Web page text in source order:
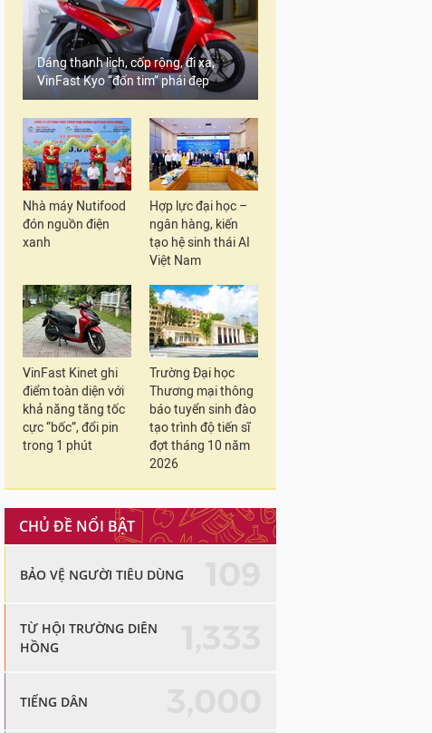
Dáng thanh lịch, cốp rộng, đi xa,
VinFast Kyo “đốn tim” phái đẹp
Nhà máy Nutifood
đón nguồn điện
xanh
Hợp lực đại học –
ngân hàng, kiến
tạo hệ sinh thái AI
Việt Nam
VinFast Kinet ghi
điểm toàn diện với
khả năng tăng tốc
cực “bốc”, đổi pin
trong 1 phút
Trường Đại học
Thương mại thông
báo tuyển sinh đào
tạo trình độ tiến sĩ
đợt tháng 10 năm
2026
CHỦ ĐỀ NỔI BẬT
BẢO VỆ NGƯỜI TIÊU DÙNG
TỪ HỘI TRƯỜNG DIÊN
HỒNG
TIẾNG DÂN